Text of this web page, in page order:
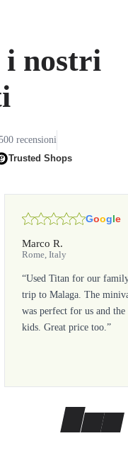
i nostri
recensioni
Trusted Shops
Google
Marco R.
Rome, Italy
“Used Titan for our
trip to Malaga. The
was perfect for us and the
kids. Great price too.”